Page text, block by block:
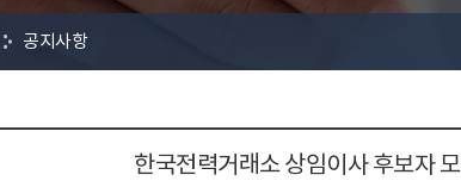
공지사항
한국전력거래소 상임이사 후보자